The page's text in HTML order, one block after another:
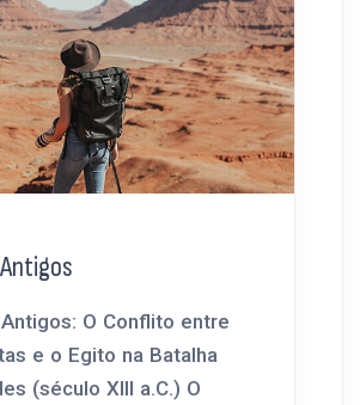
O Conflito entre
e o Egito na Batalha
(século XIII a.C.) O